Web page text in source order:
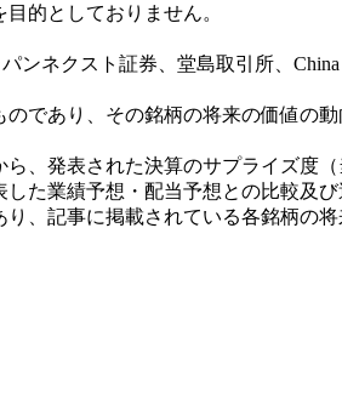
的としておりません。
クスト証券、堂島取引所、China
であり、その銘柄の将来の価値の
、発表された決算のサプライズ度
た業績予想・配当予想との比較及
、記事に掲載されている各銘柄の